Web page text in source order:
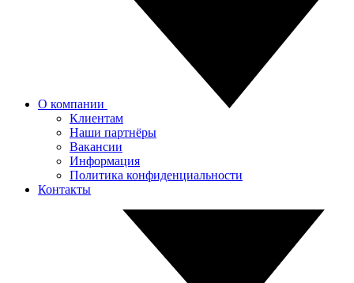
О компании
Клиентам
Наши партнёры
Вакансии
Информация
Политика конфиденциальности
Контакты